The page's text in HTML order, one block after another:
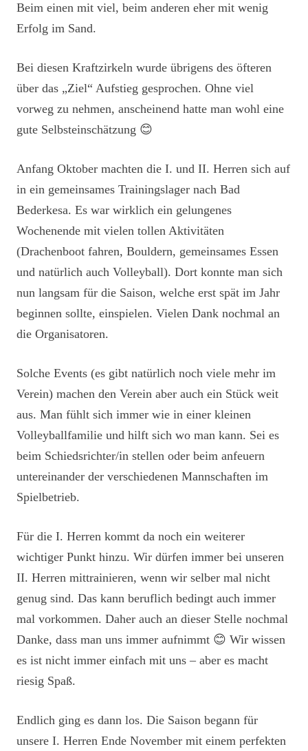
Beim einen mit viel, beim anderen eher mit wenig
Erfolg im Sand.
Bei diesen Kraftzirkeln wurde übrigens des öfteren
über das „Ziel“ Aufstieg gesprochen. Ohne viel
vorweg zu nehmen, anscheinend hatte man wohl eine
gute Selbsteinschätzung 😊
Anfang Oktober machten die I. und II. Herren sich auf
in ein gemeinsames Trainingslager nach Bad
Bederkesa. Es war wirklich ein gelungenes
Wochenende mit vielen tollen Aktivitäten
(Drachenboot fahren, Bouldern, gemeinsames Essen
und natürlich auch Volleyball). Dort konnte man sich
nun langsam für die Saison, welche erst spät im Jahr
beginnen sollte, einspielen. Vielen Dank nochmal an
die Organisatoren.
Solche Events (es gibt natürlich noch viele mehr im
Verein) machen den Verein aber auch ein Stück weit
aus. Man fühlt sich immer wie in einer kleinen
Volleyballfamilie und hilft sich wo man kann. Sei es
beim Schiedsrichter/in stellen oder beim anfeuern
untereinander der verschiedenen Mannschaften im
Spielbetrieb.
Für die I. Herren kommt da noch ein weiterer
wichtiger Punkt hinzu. Wir dürfen immer bei unseren
II. Herren mittrainieren, wenn wir selber mal nicht
genug sind. Das kann beruflich bedingt auch immer
mal vorkommen. Daher auch an dieser Stelle nochmal
Danke, dass man uns immer aufnimmt 😊 Wir wissen
es ist nicht immer einfach mit uns – aber es macht
riesig Spaß.
Endlich ging es dann los. Die Saison begann für
unsere I. Herren Ende November mit einem perfekten